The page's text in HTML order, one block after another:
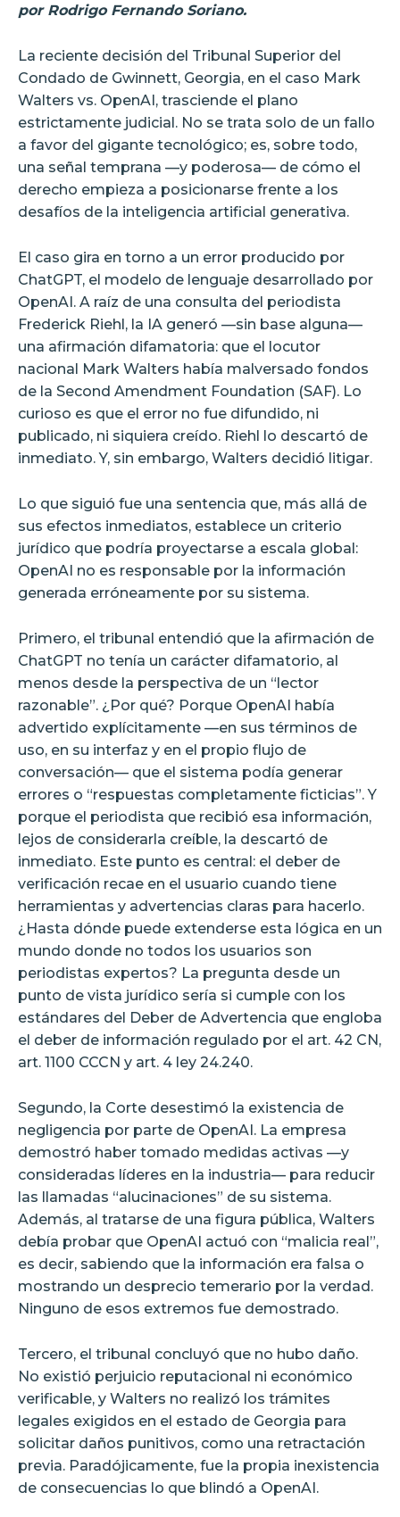
por Rodrigo Fernando Soriano.
La reciente decisión del Tribunal Superior del
Condado de Gwinnett, Georgia, en el caso Mark
Walters vs. OpenAI, trasciende el plano
estrictamente judicial. No se trata solo de un fallo
a favor del gigante tecnológico; es, sobre todo,
una señal temprana —y poderosa— de cómo el
derecho empieza a posicionarse frente a los
desafíos de la inteligencia artificial generativa.
El caso gira en torno a un error producido por
ChatGPT, el modelo de lenguaje desarrollado por
OpenAI. A raíz de una consulta del periodista
Frederick Riehl, la IA generó —sin base alguna—
una afirmación difamatoria: que el locutor
nacional Mark Walters había malversado fondos
de la Second Amendment Foundation (SAF). Lo
curioso es que el error no fue difundido, ni
publicado, ni siquiera creído. Riehl lo descartó de
inmediato. Y, sin embargo, Walters decidió litigar.
Lo que siguió fue una sentencia que, más allá de
sus efectos inmediatos, establece un criterio
jurídico que podría proyectarse a escala global:
OpenAI no es responsable por la información
generada erróneamente por su sistema.
Primero, el tribunal entendió que la afirmación de
ChatGPT no tenía un carácter difamatorio, al
menos desde la perspectiva de un “lector
razonable”. ¿Por qué? Porque OpenAI había
advertido explícitamente —en sus términos de
uso, en su interfaz y en el propio flujo de
conversación— que el sistema podía generar
errores o “respuestas completamente ficticias”. Y
porque el periodista que recibió esa información,
lejos de considerarla creíble, la descartó de
inmediato. Este punto es central: el deber de
verificación recae en el usuario cuando tiene
herramientas y advertencias claras para hacerlo.
¿Hasta dónde puede extenderse esta lógica en un
mundo donde no todos los usuarios son
periodistas expertos? La pregunta desde un
punto de vista jurídico sería si cumple con los
estándares del Deber de Advertencia que engloba
el deber de información regulado por el art. 42 CN,
art. 1100 CCCN y art. 4 ley 24.240.
Segundo, la Corte desestimó la existencia de
negligencia por parte de OpenAI. La empresa
demostró haber tomado medidas activas —y
consideradas líderes en la industria— para reducir
las llamadas “alucinaciones” de su sistema.
Además, al tratarse de una figura pública, Walters
debía probar que OpenAI actuó con “malicia real”,
es decir, sabiendo que la información era falsa o
mostrando un desprecio temerario por la verdad.
Ninguno de esos extremos fue demostrado.
Tercero, el tribunal concluyó que no hubo daño.
No existió perjuicio reputacional ni económico
verificable, y Walters no realizó los trámites
legales exigidos en el estado de Georgia para
solicitar daños punitivos, como una retractación
previa. Paradójicamente, fue la propia inexistencia
de consecuencias lo que blindó a OpenAI.